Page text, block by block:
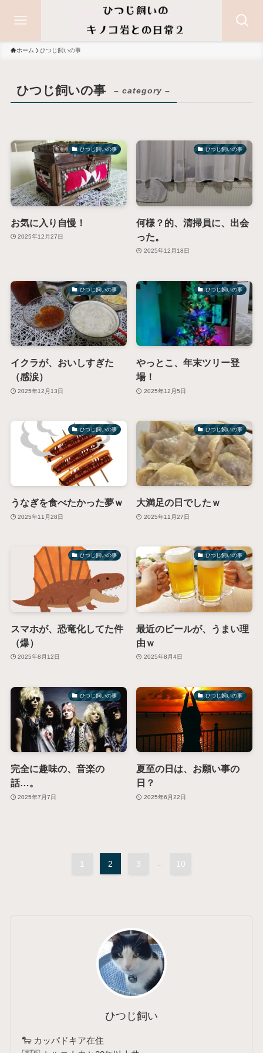
ホーム ひつじ飼いの事
ひつじ飼いの事 – category –
ひつじ飼いの事
お気に入り自慢！
2025年12月27日
ひつじ飼いの事
何様？的、清掃員に、出会
った。
2025年12月18日
ひつじ飼いの事
イクラが、おいしすぎた
（感涙）
2025年12月13日
ひつじ飼いの事
やっとこ、年末ツリー登
場！
2025年12月5日
ひつじ飼いの事
うなぎを食べたかった夢ｗ
2025年11月28日
ひつじ飼いの事
大満足の日でしたｗ
2025年11月27日
ひつじ飼いの事
スマホが、恐竜化してた件
（爆）
2025年8月12日
ひつじ飼いの事
最近のビールが、うまい理
由ｗ
2025年8月4日
ひつじ飼いの事
完全に趣味の、音楽の
話…。
2025年7月7日
ひつじ飼いの事
夏至の日は、お願い事の
日？
2025年6月22日
1 2 3 10
ひつじ飼い
🐑 カッパドキア在住